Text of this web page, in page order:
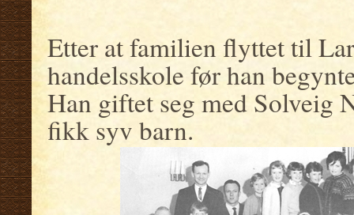
Etter at familien flyttet til
handelsskole før han
Han giftet seg med Solveig
fikk syv barn.